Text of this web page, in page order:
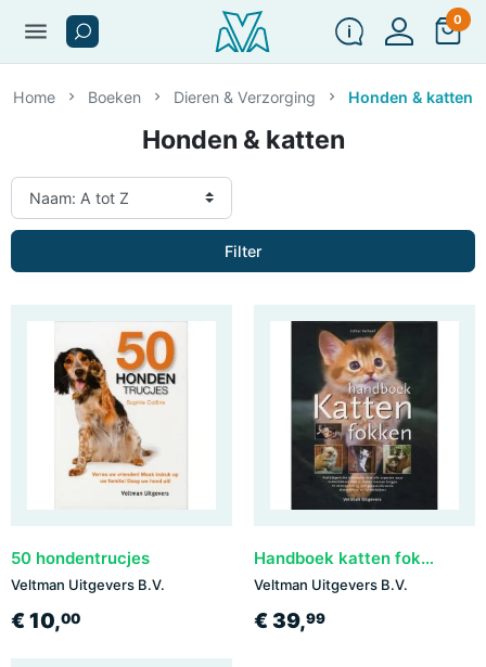
menu 0
Home Boeken Dieren & Verzorging Honden & katten
Honden & katten
Filter
50 hondentrucjes
Veltman Uitgevers B.V.
€ 10,00
Handboek katten fokken
Veltman Uitgevers B.V.
€ 39,99